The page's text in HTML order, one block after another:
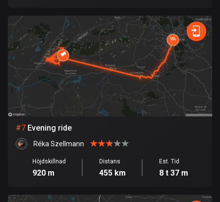
Estland
1141 rutter
Etiopien
5 rutter
Färöarna
Fiji
Filippinerna
#7 Evening ride
Réka Szellmann
Höjdskillnad
920 m
Distans
455 km
Est. Tid
8 t 37 m